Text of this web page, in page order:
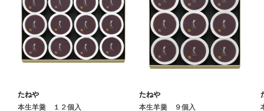
たねや
本生羊羹 １２個入
たねや
本生羊羹 ９個入